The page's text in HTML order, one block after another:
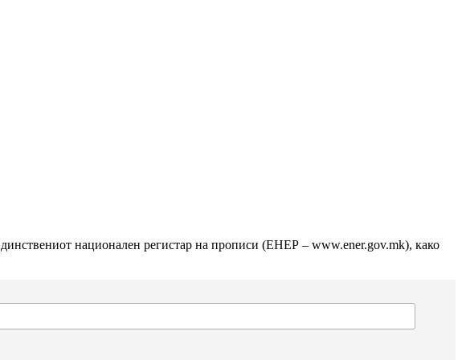
национален регистар на прописи (ЕНЕР – www.ener.gov.mk), како